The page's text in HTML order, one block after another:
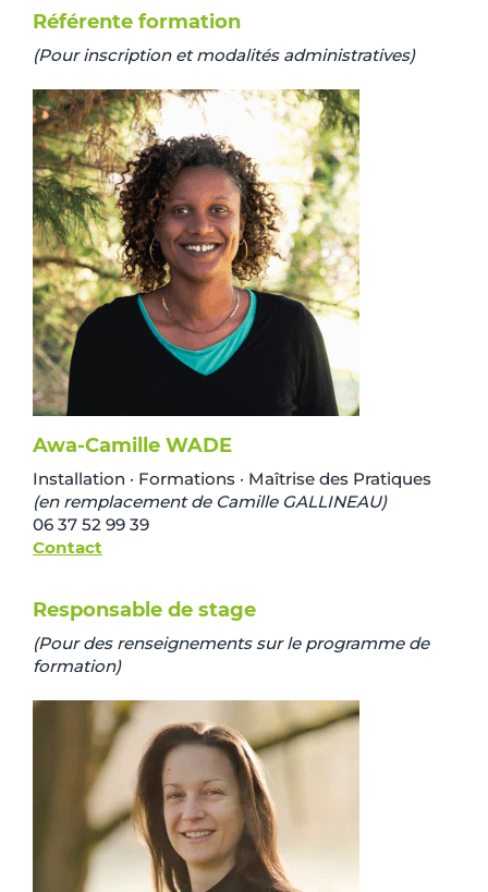
Référente formation
(Pour inscription et modalités administratives)
Awa-Camille WADE
Installation · Formations · Maîtrise des Pratiques
(en remplacement de Camille GALLINEAU)
06 37 52 99 39
Contact
Responsable de stage
(Pour des renseignements sur le programme de
formation)